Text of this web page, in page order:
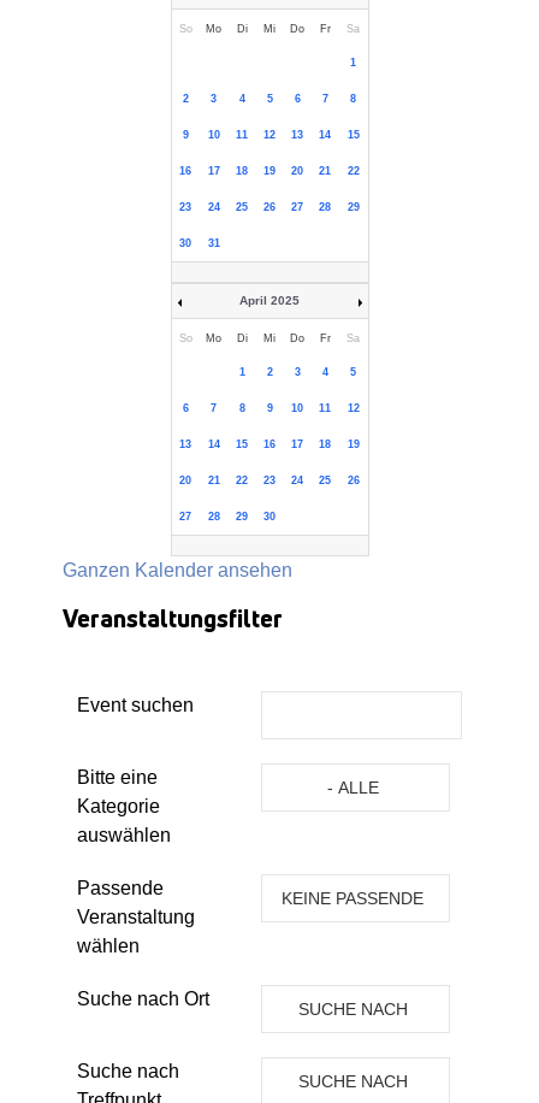
So Mo Di Mi Do Fr Sa
1
2 3 4 5 6 7 8
9 10 11 12 13 14 15
16 17 18 19 20 21 22
23 24 25 26 27 28 29
30 31
April 2025
So Mo Di Mi Do Fr Sa
1 2 3 4 5
6 7 8 9 10 11 12
13 14 15 16 17 18 19
20 21 22 23 24 25 26
27 28 29 30
Ganzen Kalender ansehen
Veranstaltungsfilter
Event suchen
Bitte eine
Kategorie
auswählen
- ALLE
Passende
Veranstaltung
wählen
KEINE PASSENDE
Suche nach Ort SUCHE NACH
ORT
Suche nach
SUCHE NACH